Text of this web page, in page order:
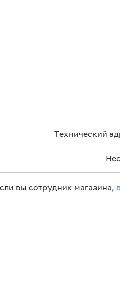
Технический
вы сотрудник магазина,